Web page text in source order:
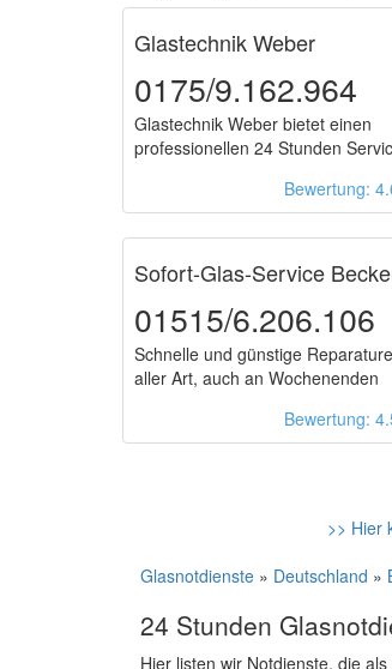
Glastechnik Weber
0175/9.162.964
Glastechnik Weber bietet einen
professionellen 24 Stunden
Bewertung:
Sofort-Glas-Service
01515/6.206.106
Schnelle und günstige
aller Art, auch an Wochenenden
Bewertung:
>> Hier
Glasnotdienste » Deutschland »
24 Stunden
Hier listen wir Notdienste, die